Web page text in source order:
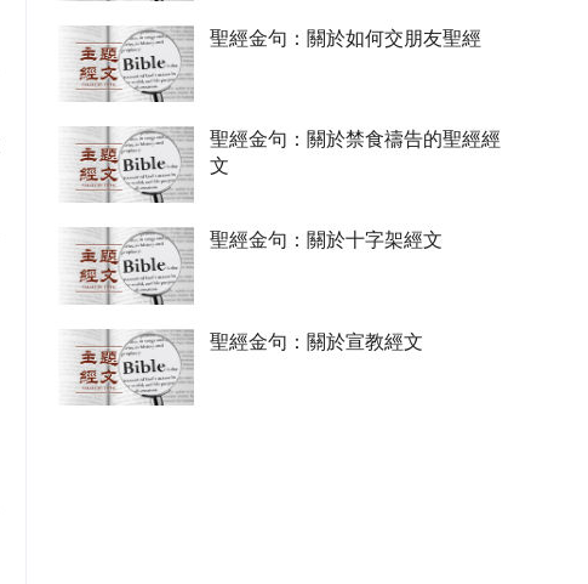
聖經金句：關於如何交朋友聖經
聖經金句：關於禁食禱告的聖經經
文
聖經金句：關於十字架經文
聖經金句：關於宣教經文